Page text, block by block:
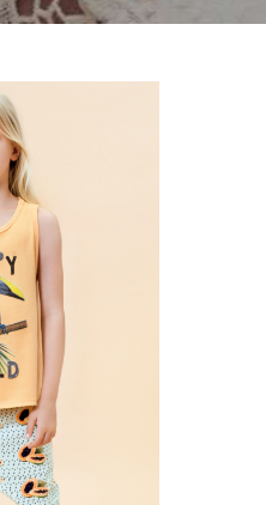
miamiturtlecroppedsweater-